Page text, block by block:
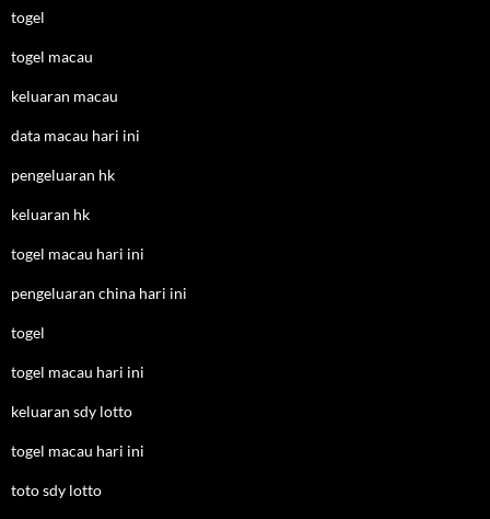
togel
togel macau
keluaran macau
data macau hari ini
pengeluaran hk
keluaran hk
togel macau hari ini
pengeluaran china hari ini
togel
togel macau hari ini
keluaran sdy lotto
togel macau hari ini
toto sdy lotto